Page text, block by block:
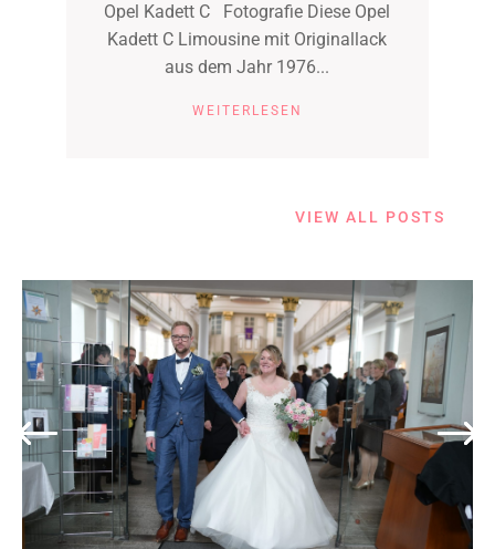
Opel Kadett C Fotografie Diese Opel
Kadett C Limousine mit Originallack
aus dem Jahr 1976...
WEITERLESEN
VIEW ALL POSTS